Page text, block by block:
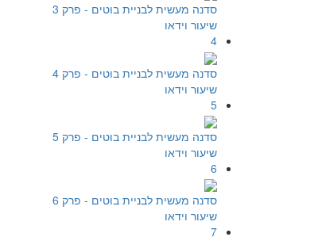
סדנה מעשית לבניית בוטים - פרק 3
שיעור וידאו
4
סדנה מעשית לבניית בוטים - פרק 4
שיעור וידאו
5
סדנה מעשית לבניית בוטים - פרק 5
שיעור וידאו
6
סדנה מעשית לבניית בוטים - פרק 6
שיעור וידאו
7